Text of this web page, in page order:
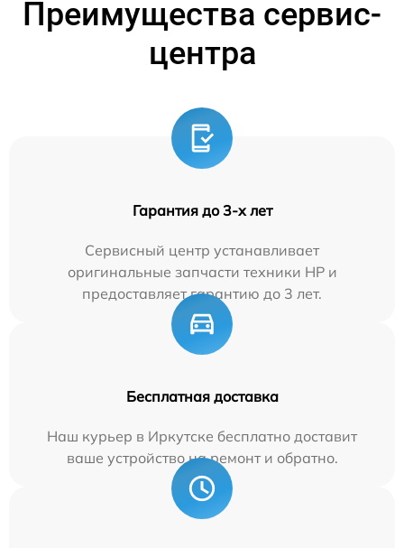
Преимущества сервис-
центра
Гарантия до 3-х лет
Сервисный центр устанавливает
оригинальные запчасти техники HP и
предоставляет гарантию до 3 лет.
Бесплатная доставка
Наш курьер в Иркутске бесплатно доставит
ваше устройство на ремонт и обратно.